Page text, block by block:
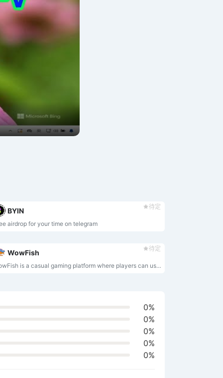
待定
BYIN
airdrop for your time on telegram
待定
WowFish
WowFish is a casual gaming platform where players can use over 10 types of ammunition to attack over 100 species of fish, catch their favorite fish, and receive corresponding rewards.
0%
0%
0%
0%
0%